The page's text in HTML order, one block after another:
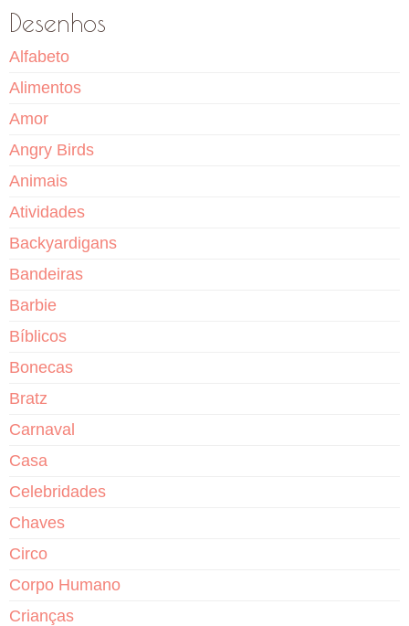
Desenhos
Alfabeto
Alimentos
Amor
Angry Birds
Animais
Atividades
Backyardigans
Bandeiras
Barbie
Bíblicos
Bonecas
Bratz
Carnaval
Casa
Celebridades
Chaves
Circo
Corpo Humano
Crianças